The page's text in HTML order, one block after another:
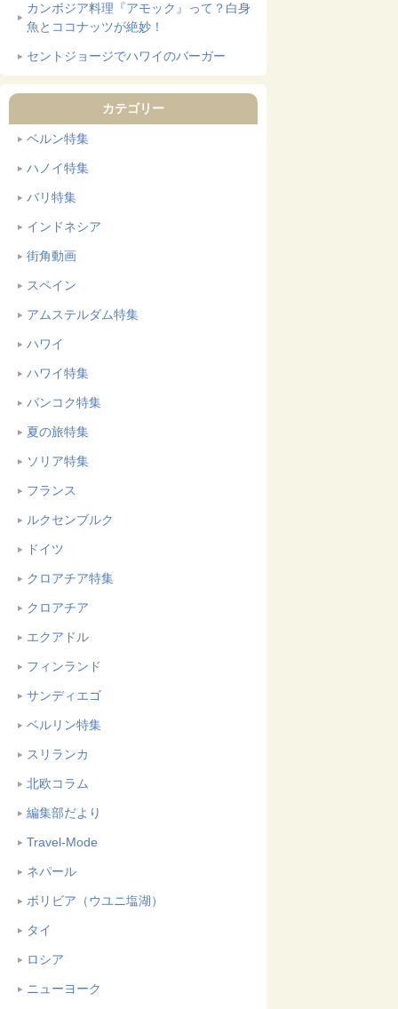
カンボジア料理『アモック』って？白身
魚とココナッツが絶妙！
セントジョージでハワイのバーガー
カテゴリー
ベルン特集
ハノイ特集
バリ特集
インドネシア
街角動画
スペイン
アムステルダム特集
ハワイ
ハワイ特集
バンコク特集
夏の旅特集
ソリア特集
フランス
ルクセンブルク
ドイツ
クロアチア特集
クロアチア
エクアドル
フィンランド
サンディエゴ
ベルリン特集
スリランカ
北欧コラム
編集部だより
Travel-Mode
ネパール
ボリビア（ウユニ塩湖）
タイ
ロシア
ニューヨーク